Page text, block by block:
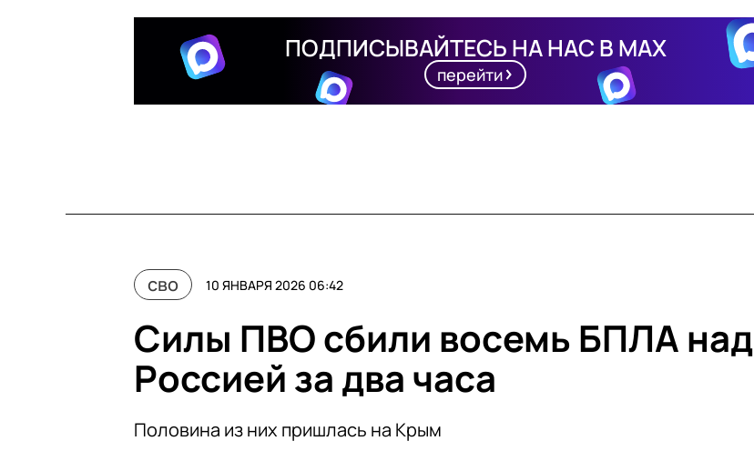
ПОДПИСЫВАЙТЕСЬ НА НАС В MAX
перейти
сво 10 ЯНВАРЯ 2026 06:42
Силы ПВО сбили восемь БПЛА над
Россией за два часа
Половина из них пришлась на Крым